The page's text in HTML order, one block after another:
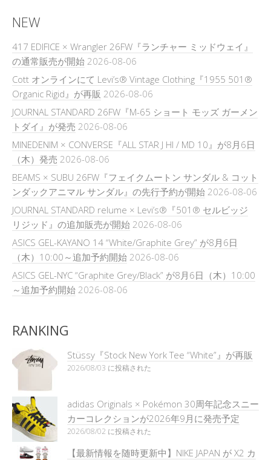
NEW
417 EDIFICE × Wrangler 26FW『ランチャー ミッドウェイ』
の通常販売が開始 2026-08-06
Cott オンラインにて Levi’s® Vintage Clothing『1955 501®
Organic Rigid』が再販 2026-08-06
JOURNAL STANDARD 26FW『M-65 ショート モッズ ガーメン
トダイ』が発売 2026-08-06
MINEDENIM × CONVERSE『ALL STAR J HI / MD 10』が8月6日
（木）発売 2026-08-06
BEAMS × SUBU 26FW『フェイクムートン サンダル & コット
ンダックアニマル サンダル』の先行予約が開始 2026-08-06
JOURNAL STANDARD relume × Levi’s®『501® セルビッジ
リジッド』の追加販売が開始 2026-08-06
ASICS GEL-KAYANO 14 “White/Graphite Grey” が8月6日
（木）10:00～追加予約開始 2026-08-06
ASICS GEL-NYC “Graphite Grey/Black” が8月6日（木）10:00
～追加予約開始 2026-08-06
RANKING
Stüssy『Stock New York Tee “White”』が再販
2026/08/03 に投稿された
adidas Originals × Pokémon 30周年記念スニー
カーコレクションが2026年9月に発売予定
2026/08/02 に投稿された
【最新情報を随時更新中】NIKE JAPAN が X2 カ